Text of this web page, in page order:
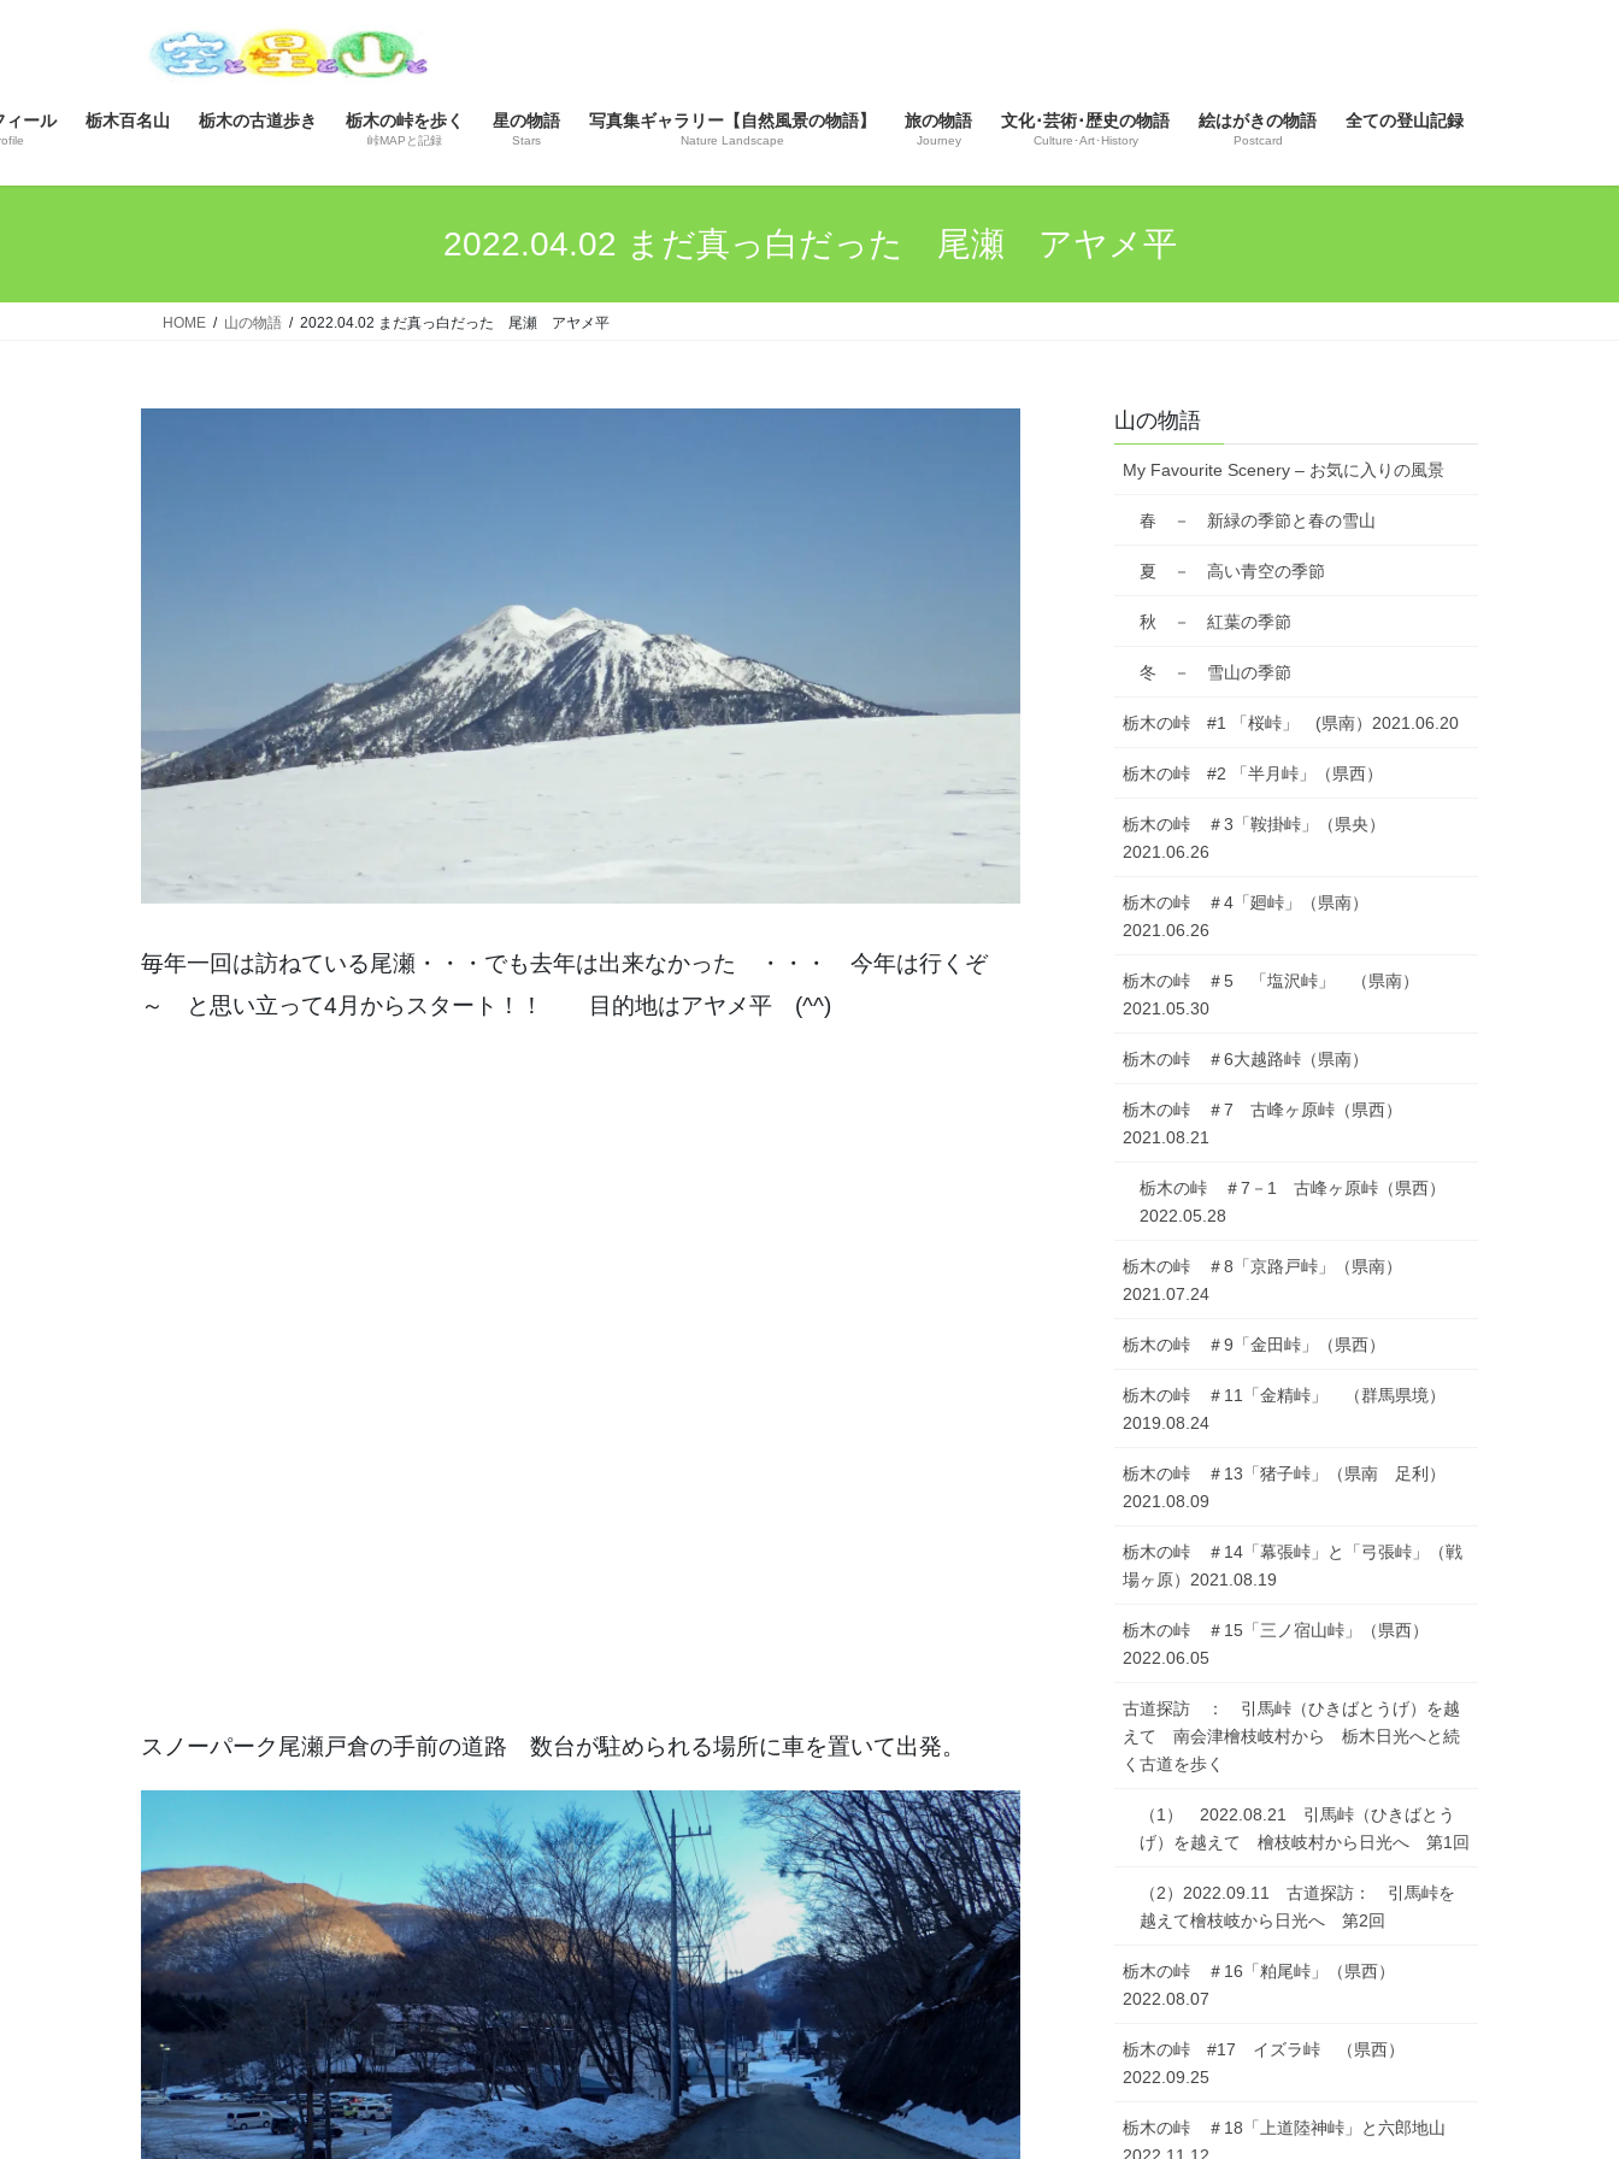
ツ
ス
シ
ン
ィール 栃木百名山 栃木の古道歩き 栃木の峠を歩く
峠MAPと記録
星の物語
Stars
写真集ギャラリー【自然風景の物語】
Nature Landscape
旅の物語
Journey
文化･芸術･歴史の物語
Culture･Art･History
絵はがきの物語
Postcard
全ての登山記録
2022.04.02 まだ真っ白だった 尾瀬 アヤメ平
HOME 山の物語 2022.04.02 まだ真っ白だった 尾瀬 アヤメ平
毎年一回は訪ねている尾瀬・・・でも去年は出来なかった ・・・ 今年は行くぞ
～ と思い立って4月からスタート！！ 目的地はアヤメ平 (^^)
スノーパーク尾瀬戸倉の手前の道路 数台が駐められる場所に車を置いて出発。
山の物語
My Favourite Scenery – お気に入りの風景
春 － 新緑の季節と春の雪山
夏 － 高い青空の季節
秋 － 紅葉の季節
冬 － 雪山の季節
栃木の峠 #1 「桜峠」 (県南）2021.06.20
栃木の峠 #2 「半月峠」（県西）
栃木の峠 ＃3「鞍掛峠」（県央）
2021.06.26
栃木の峠 ＃4「廻峠」（県南）
2021.06.26
栃木の峠 ＃5 「塩沢峠」 （県南）
2021.05.30
栃木の峠 ＃6大越路峠（県南）
栃木の峠 ＃7 古峰ヶ原峠（県西）
2021.08.21
栃木の峠 ＃7－1 古峰ヶ原峠（県西）
2022.05.28
栃木の峠 ＃8「京路戸峠」（県南）
2021.07.24
栃木の峠 ＃9「金田峠」（県西）
栃木の峠 ＃11「金精峠」 （群馬県境）
2019.08.24
栃木の峠 ＃13「猪子峠」（県南 足利）
2021.08.09
栃木の峠 ＃14「幕張峠」と「弓張峠」（戦
場ヶ原）2021.08.19
栃木の峠 ＃15「三ノ宿山峠」（県西）
2022.06.05
古道探訪 ： 引馬峠（ひきばとうげ）を越
えて 南会津檜枝岐村から 栃木日光へと続
く古道を歩く
（1） 2022.08.21 引馬峠（ひきばとう
げ）を越えて 檜枝岐村から日光へ 第1回
（2）2022.09.11 古道探訪： 引馬峠を
越えて檜枝岐から日光へ 第2回
栃木の峠 ＃16「粕尾峠」（県西）
2022.08.07
栃木の峠 #17 イズラ峠 （県西）
2022.09.25
栃木の峠 ＃18「上道陸神峠」と六郎地山